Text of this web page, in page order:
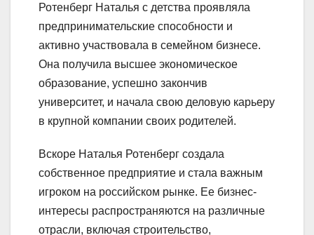
Ротенберг Наталья с детства проявляла
предпринимательские способности и
активно участвовала в семейном бизнесе.
Она получила высшее экономическое
образование, успешно закончив
университет, и начала свою деловую карьеру
в крупной компании своих родителей.
Вскоре Наталья Ротенберг создала
собственное предприятие и стала важным
игроком на российском рынке. Ее бизнес-
интересы распространяются на различные
отрасли, включая строительство,